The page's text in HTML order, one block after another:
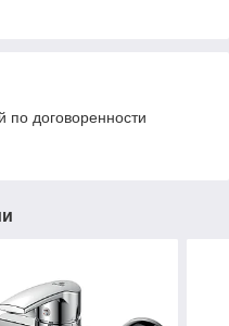
по договоренности